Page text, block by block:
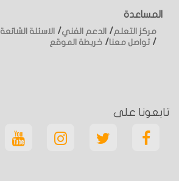
المساعدة
مركز التعلم/ الدعم الفني/ الاسئلة الشائعة
/تواصل معنا/ خريطة الموقع
تابعونا على